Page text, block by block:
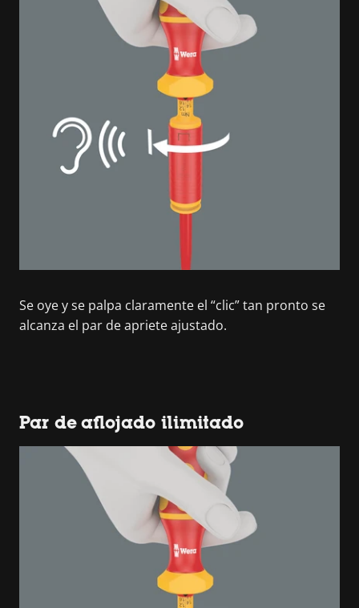
Se oye y se palpa claramente el “clic” tan pronto se
alcanza el par de apriete ajustado.
Par de aflojado ilimitado